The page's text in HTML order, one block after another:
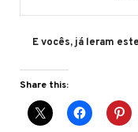
E vocês, já leram
Share this: